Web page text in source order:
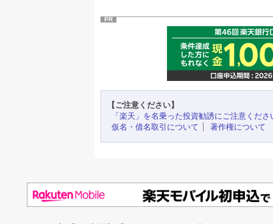
PR
【ご注意ください】
「楽天」を名乗った投資勧誘にご注意くださ
仮名・借名取引について
著作権について